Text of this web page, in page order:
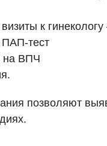
отделение
отделение
к
тест
на ВПЧ
позволяют